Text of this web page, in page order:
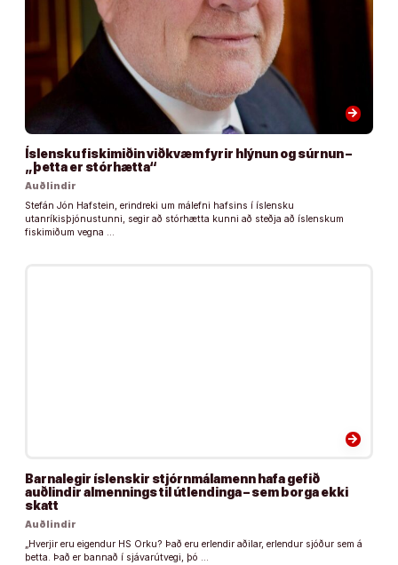
arrow_forward
Íslensku fiskimiðin viðkvæm fyrir hlýnun og súrnun –
„þetta er stórhætta“
Auðlindir
Stefán Jón Hafstein, erindreki um málefni hafsins í íslensku
utanríkisþjónustunni, segir að stórhætta kunni að steðja að íslenskum
fiskimiðum vegna …
arrow_forward
Barnalegir íslenskir stjórnmálamenn hafa gefið
auðlindir almennings til útlendinga – sem borga ekki
skatt
Auðlindir
„Hverjir eru eigendur HS Orku? Það eru erlendir aðilar, erlendur sjóður sem á
þetta. Það er bannað í sjávarútvegi, þó …